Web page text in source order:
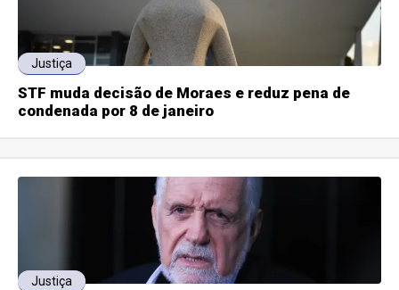
Justiça
STF muda decisão de Moraes e reduz pena de
condenada por 8 de janeiro
Justiça